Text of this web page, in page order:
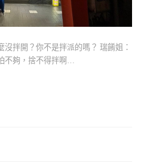
拌開？你不是拌派的嗎？ 瑞餚姐：
不夠，捨不得拌啊…